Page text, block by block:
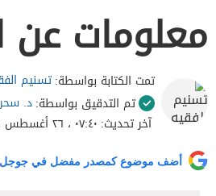
معلومات عن
تمت الكتابة بواسطة:تسنيم
تم التدقيق بواسطة:د.
آخر تحديث: ٠٧:٤٠ ، ٢٦ أغسطس ٢٠٢١
أضف موضوع كمصدر مفضل في جوجل